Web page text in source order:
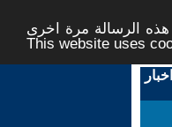
الرسالة مرة اخرى -
This website uses
اخبار